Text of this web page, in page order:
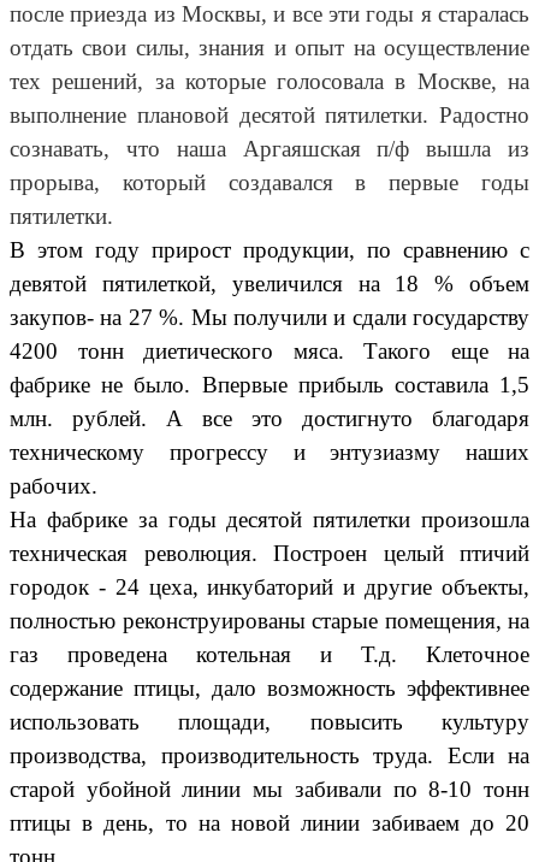
после приезда из Москвы, и все эти годы я старалась
отдать свои силы, знания и опыт на осуществление
тех решений, за которые голосовала в Москве, на
выполнение плановой десятой пятилетки. Радостно
сознавать, что наша Аргаяшская п/ф вышла из
прорыва, который создавался в первые годы
пятилетки.
В этом году прирост продукции, по сравнению с
девятой пятилеткой, увеличился на 18 % объем
закупов- на 27 %. Мы получили и сдали государству
4200 тонн диетического мяса. Такого еще на
фабрике не было. Впервые прибыль составила 1,5
млн. рублей. А все это достигнуто благодаря
техническому прогрессу и энтузиазму наших
рабочих.
На фабрике за годы десятой пятилетки произошла
техническая революция. Построен целый птичий
городок - 24 цеха, инкубаторий и другие объекты,
полностью реконструированы старые помещения, на
газ проведена котельная и Т.д. Клеточное
содержание птицы, дало возможность эффективнее
использовать площади, повысить культуру
производства, производительность труда. Если на
старой убойной линии мы забивали по 8-10 тонн
птицы в день, то на новой линии забиваем до 20
тонн.